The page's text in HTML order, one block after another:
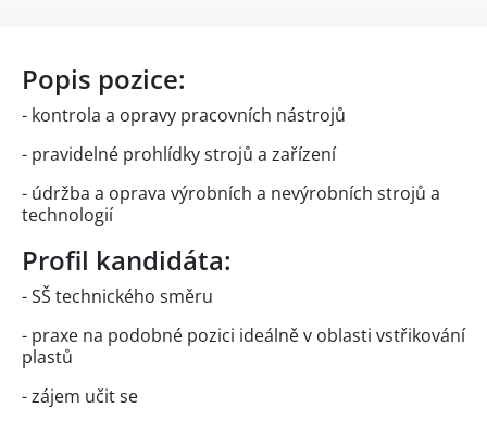
Popis pozice:
- kontrola a opravy pracovních nástrojů
- pravidelné prohlídky strojů a zařízení
- údržba a oprava výrobních a nevýrobních strojů a
technologií
Profil kandidáta:
- SŠ technického směru
- praxe na podobné pozici ideálně v oblasti vstřikování
plastů
- zájem učit se